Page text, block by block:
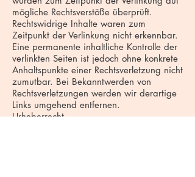
mögliche Rechtsverstöße überprüft.
Rechtswidrige Inhalte waren zum
Zeitpunkt der Verlinkung nicht erkennbar.
Eine permanente inhaltliche Kontrolle der
verlinkten Seiten ist jedoch ohne konkrete
Anhaltspunkte einer Rechtsverletzung nicht
zumutbar. Bei Bekanntwerden von
Rechtsverletzungen werden wir derartige
Links umgehend entfernen.
Urheberrecht